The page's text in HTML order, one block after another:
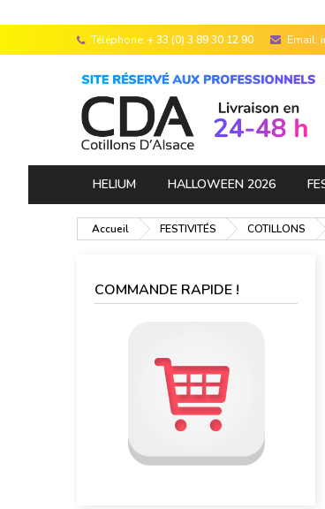
Téléphone: + 33 (0) 3 89 30 12 90 Email:
HELIUM HALLOWEEN 2026
Accueil FESTIVITÉS COTILLONS
COMMANDE RAPIDE !